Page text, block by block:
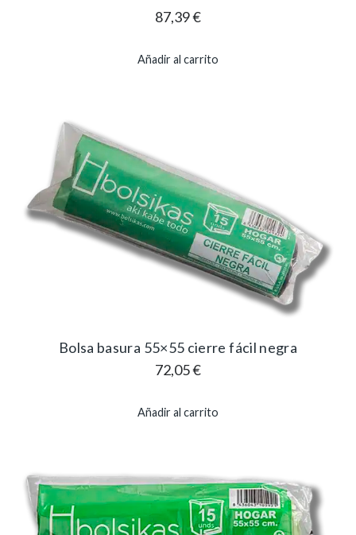
87,39€
Añadir al carrito
Bolsa basura 55×55 cierre fácil negra
72,05€
Añadir al carrito